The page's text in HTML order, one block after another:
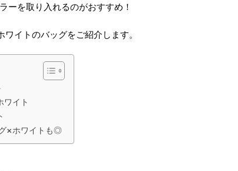
ーを取り入れるのがおすすめ！
イトのバッグをご紹介します。
ワイト
×ホワイトも◎